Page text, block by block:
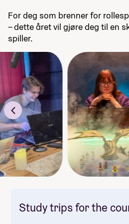
For deg som brenner for
– dette året vil gjøre deg til en
spiller.
Study trips for the